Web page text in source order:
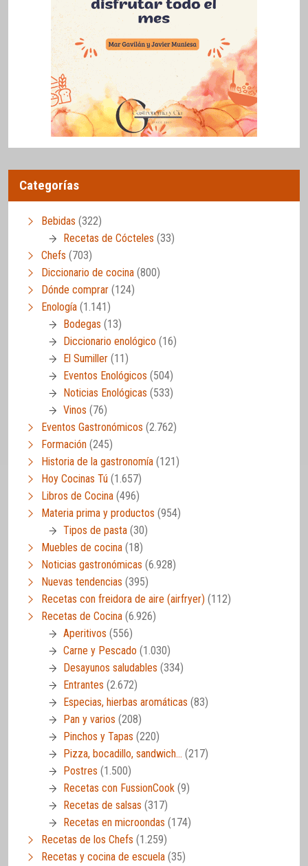
Categorías
Bebidas (322)
Recetas de Cócteles (33)
Chefs (703)
Diccionario de cocina (800)
Dónde comprar (124)
Enología (1.141)
Bodegas (13)
Diccionario enológico (16)
El Sumiller (11)
Eventos Enológicos (504)
Noticias Enológicas (533)
Vinos (76)
Eventos Gastronómicos (2.762)
Formación (245)
Historia de la gastronomía (121)
Hoy Cocinas Tú (1.657)
Libros de Cocina (496)
Materia prima y productos (954)
Tipos de pasta (30)
Muebles de cocina (18)
Noticias gastronómicas (6.928)
Nuevas tendencias (395)
Recetas con freidora de aire (airfryer) (112)
Recetas de Cocina (6.926)
Aperitivos (556)
Carne y Pescado (1.030)
Desayunos saludables (334)
Entrantes (2.672)
Especias, hierbas aromáticas (83)
Pan y varios (208)
Pinchos y Tapas (220)
Pizza, bocadillo, sandwich… (217)
Postres (1.500)
Recetas con FussionCook (9)
Recetas de salsas (317)
Recetas en microondas (174)
Recetas de los Chefs (1.259)
Recetas y cocina de escuela (35)